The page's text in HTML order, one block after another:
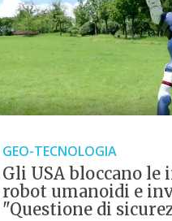
GEO-TECNOLOGIA
Gli USA bloccano
robot umanoidi e
"Questione di